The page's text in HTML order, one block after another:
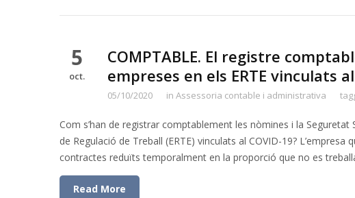
5
oct.
COMPTABLE. El registre
empreses en els ERTE vinculats
05/10/2020 in Assessoria contable i administrativa
Com s’han de registrar comptablement les nòmines i la
de Regulació de Treball (ERTE) vinculats al COVID-19?
contractes reduïts temporalment en la proporció que no es
Read More